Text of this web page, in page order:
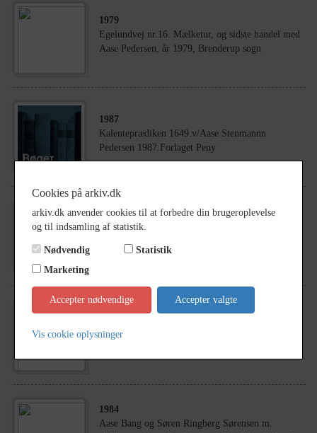
1979
Egelundvej nr.16. Mælketur, og sidste handel med
Aase Pedersen, år 1979, Brenderup sogn
1987
Kalenteprædiken 1649.v/Aase Stenmannn
Pedersen 1987.Forlaget Peny
1979
Juleafslutning i Arkivet 1979 Ellinor
Andersen.Børge Krogh Andersen.Aase Pedersen
Finn eller Kjeld Tingleff Pedersen, Jørgen Boysen
1984
Aase Bang og Søren Ringberg Sørensen m.
Cookies på arkiv.dk
arkiv.dk anvender cookies til at forbedre din brugeroplevelse
og til indsamling af statistik.
Nødvendig
Statistik
Marketing
Accepter nødvendige Accepter valgte
Vis cookie oplysninger